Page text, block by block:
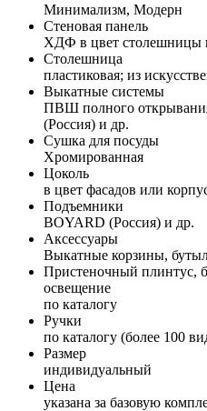
Минимализм, Модерн
Стеновая панель
ХДФ в цвет столешницы
Столешница
пластиковая; из
Выкатные системы
ПВШ полного
(Россия) и др.
Сушка для посуды
Хромированная
Цоколь
в цвет фасадов или
Подъемники
BOYARD (Россия) и др.
Аксессуары
Выкатные корзины,
Пристеночный плинтус,
освещение
по каталогу
Ручки
по каталогу (более 100
Размер
индивидуальный
Цена
указана за базовую